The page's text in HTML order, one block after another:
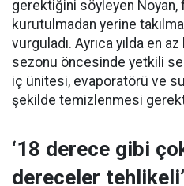
gerektiğini söyleyen
kurutulmadan yerine
vurguladı. Ayrıca yılda en
sezonu öncesinde yetkili
iç ünitesi, evaporatörü ve su
şekilde temizlenmesi
‘18 derece gibi
dereceler tehlikeli’